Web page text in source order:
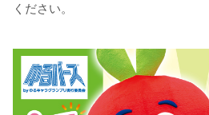
ください。